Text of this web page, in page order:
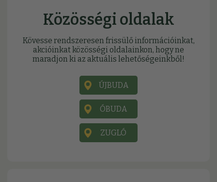
Közösségi oldalak
Kövesse rendszeresen frissülő információinkat,
akcióinkat közösségi oldalainkon, hogy ne
maradjon ki az aktuális lehetőségeinkből!
ÚJBUDA
ÓBUDA
ZUGLÓ